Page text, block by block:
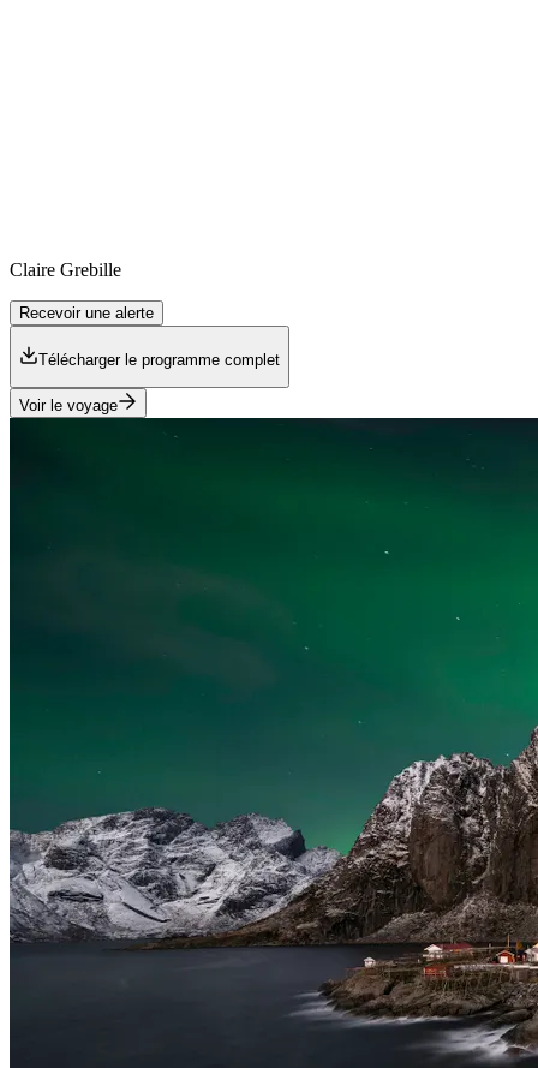
Claire Grebille
Recevoir une alerte
Télécharger le programme complet
Voir le voyage